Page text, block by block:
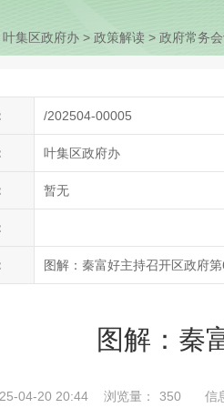
集区政府办 > 政策解读 > 政府常务
/202504-00005
叶集区政府办
暂无
图解：秦富好主持召开区政府
图解：秦
04-20 20:44 浏览量： 350 信